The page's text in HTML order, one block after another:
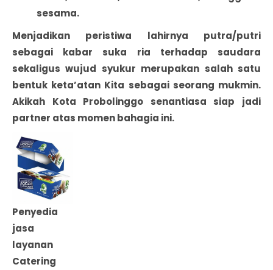
sesama.
Menjadikan peristiwa lahirnya putra/putri
sebagai kabar suka ria terhadap saudara
sekaligus wujud syukur merupakan salah satu
bentuk keta’atan Kita sebagai seorang mukmin.
Akikah Kota Probolinggo senantiasa siap jadi
partner atas momen bahagia ini.
Penyedia
jasa
layanan
Catering